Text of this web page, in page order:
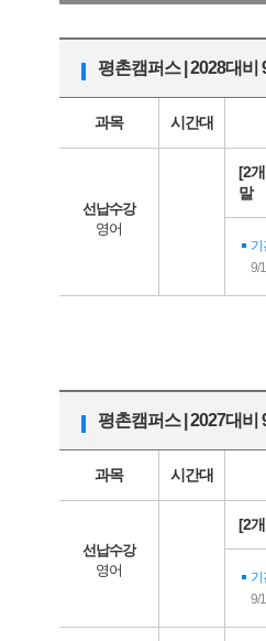
평촌캠퍼스 | 2028대비
과목 시간대
선납수강
영어
[2
말
기
9/
평촌캠퍼스 | 2027대비
과목 시간대
선납수강
영어
[2
기
9/